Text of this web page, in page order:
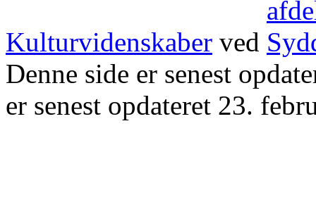
Kulturvidenskaber ved
Denne side er senest
er senest opdateret 23.